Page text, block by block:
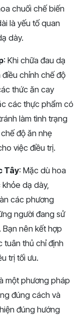
chuối chế biến
là yếu tố quan
dày.
: Khi chữa đau dạ
chỉnh chế độ
thức ăn cay
các thực phẩm có
làm tình trạng
độ ăn nhẹ
việc điều trị.
Tây: Mặc dù hoa
khỏe dạ dày,
các phương
người đang sử
nên kết hợp
tuân thủ chỉ định
trị tối ưu.
một phương pháp
đúng cách và
đúng hướng